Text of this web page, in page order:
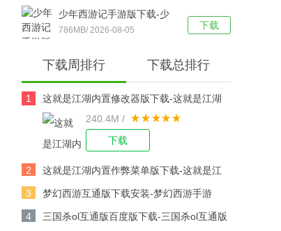
下载
下载
少年西游记手游版下载-少
年西游记 v9.5.03安卓版下
786MB/ 2026-08-05
下载周排行 下载总排行
1
这就是江湖内置修改器版下载-这就是江湖
修改版v14.3.0安卓版下载
240.4M /
下载
2
这就是江湖内置作弊菜单版下载-这就是江
湖作弊版v14.3.0安卓版下载
3
梦幻西游互通版下载安装-梦幻西游手游
v1.567.0安卓版下载
4
三国杀ol互通版百度版下载-三国杀ol互通版